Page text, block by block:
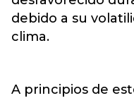
debido a su
clima.
A principios de